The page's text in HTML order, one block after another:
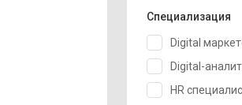
Специализация
Digital
Digital-
HR